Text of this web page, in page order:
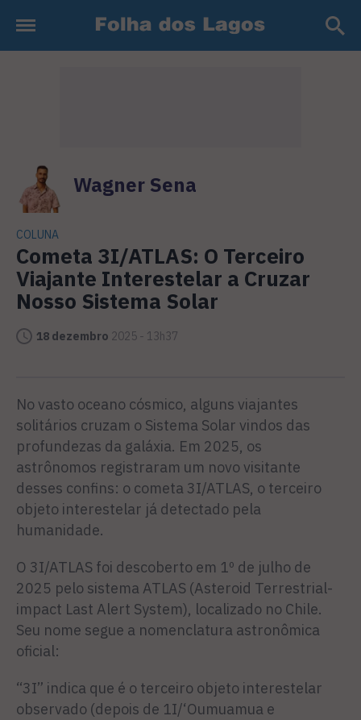
Wagner Sena
COLUNA
Cometa 3I/ATLAS: O Terceiro
Viajante Interestelar a Cruzar
Nosso Sistema Solar
18 dezembro 2025 - 13h37
No vasto oceano cósmico, alguns viajantes
solitários cruzam o Sistema Solar vindos das
profundezas da galáxia. Em 2025, os
astrônomos registraram um novo visitante
desses confins: o cometa 3I/ATLAS, o terceiro
objeto interestelar já detectado pela
humanidade.
O 3I/ATLAS foi descoberto em 1º de julho de
2025 pelo sistema ATLAS (Asteroid Terrestrial-
impact Last Alert System), localizado no Chile.
Seu nome segue a nomenclatura astronômica
oficial:
“3I” indica que é o terceiro objeto interestelar
observado (depois de 1I/‘Oumuamua e